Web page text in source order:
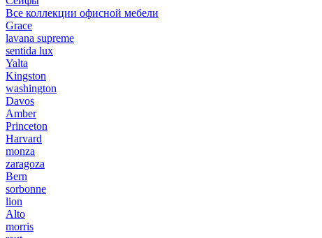
Все коллекции офисной мебели
Grace
lavana supreme
sentida lux
Yalta
Kingston
washington
Davos
Amber
Princeton
Harvard
monza
zaragoza
Bern
sorbonne
lion
Alto
morris